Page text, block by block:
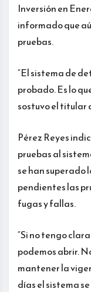
Inversión en
informado que
pruebas.
“El sistema de
probado. Es lo
sostuvo el titular
Pérez Reyes
pruebas al
se han superado
pendientes las
fugas y fallas.
“Si no tengo
podemos abrir.
mantener la
días el sistema